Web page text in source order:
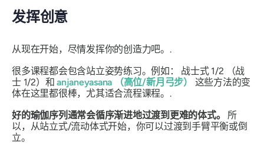
发挥创意
从现在开始，尽情发挥你的创造力吧。.
很多课程都会包含站立姿势练习。例如： 战士式 1/2 （战
士 1/2）和anjaneyasana （高位/新月弓步）
这些方法的变
体在这里都很棒，尤其适合流程课程。.
好的瑜伽序列通常会循序渐进地过渡到更难的体式。
所
以，从站立式/流动体式开始，你可以过渡到手臂平衡或倒
立。